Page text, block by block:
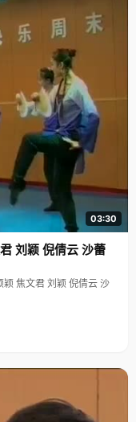
03:30
刘颖 倪倩云 沙蕾
焦文君 刘颖 倪倩云 沙